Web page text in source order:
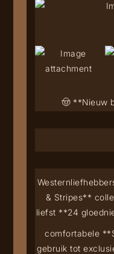
🤠 **Nieuw
& Stripes**
liefst **24
comfortabele
gebruik tot